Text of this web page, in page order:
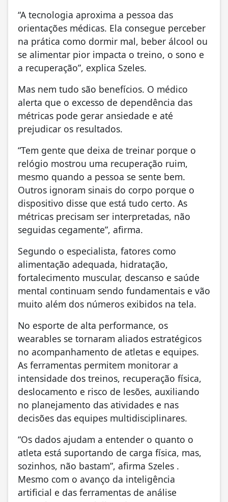
“A tecnologia aproxima a pessoa das
orientações médicas. Ela consegue perceber
na prática como dormir mal, beber álcool ou
se alimentar pior impacta o treino, o sono e
a recuperação”, explica Szeles.
Mas nem tudo são benefícios. O médico
alerta que o excesso de dependência das
métricas pode gerar ansiedade e até
prejudicar os resultados.
“Tem gente que deixa de treinar porque o
relógio mostrou uma recuperação ruim,
mesmo quando a pessoa se sente bem.
Outros ignoram sinais do corpo porque o
dispositivo disse que está tudo certo. As
métricas precisam ser interpretadas, não
seguidas cegamente”, afirma.
Segundo o especialista, fatores como
alimentação adequada, hidratação,
fortalecimento muscular, descanso e saúde
mental continuam sendo fundamentais e vão
muito além dos números exibidos na tela.
No esporte de alta performance, os
wearables se tornaram aliados estratégicos
no acompanhamento de atletas e equipes.
As ferramentas permitem monitorar a
intensidade dos treinos, recuperação física,
deslocamento e risco de lesões, auxiliando
no planejamento das atividades e nas
decisões das equipes multidisciplinares.
“Os dados ajudam a entender o quanto o
atleta está suportando de carga física, mas,
sozinhos, não bastam”, afirma Szeles .
Mesmo com o avanço da inteligência
artificial e das ferramentas de análise